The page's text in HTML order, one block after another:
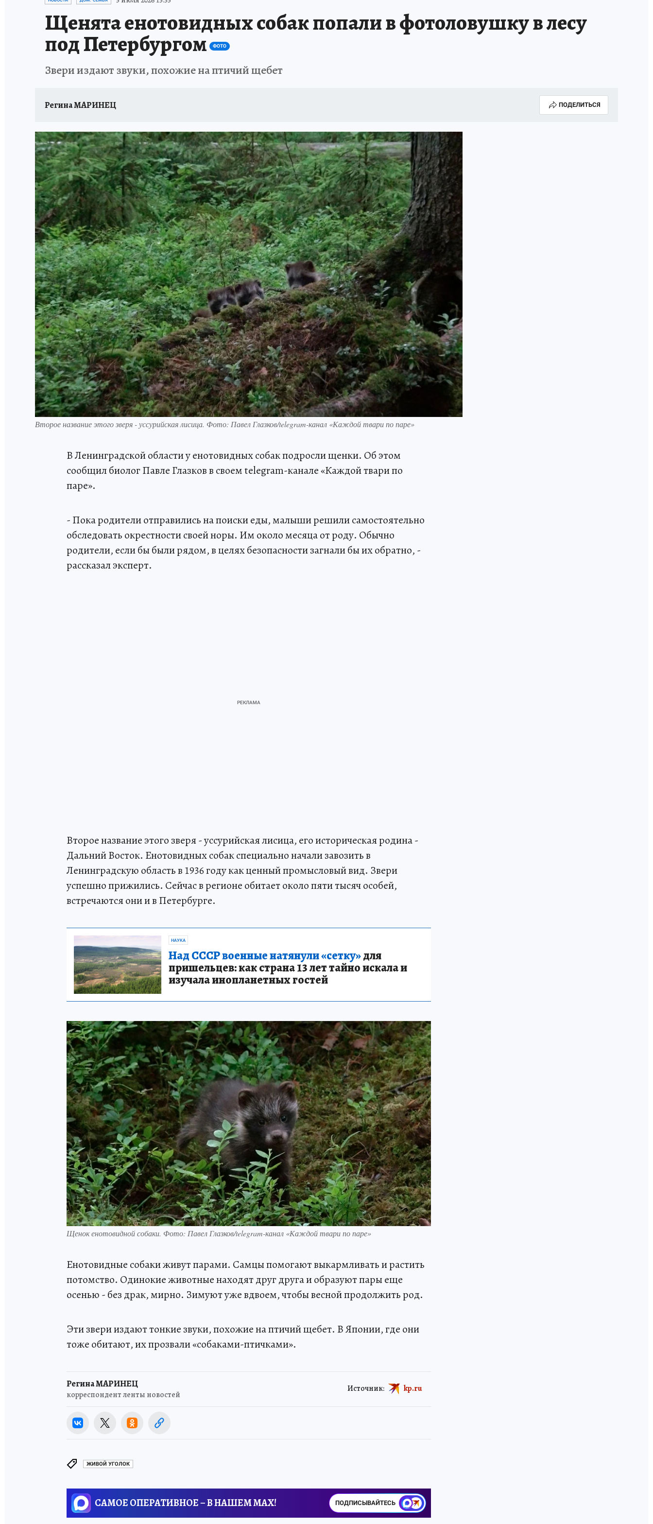
Щенята енотовидных собак попали в фотоловушку в лесу
под Петербургом ФОТО
Звери издают звуки, похожие на птичий щебет
Регина МАРИНЕЦ ПОДЕЛИТЬСЯ
Второе название этого зверя - уссурийская лисица. Фото: Павел Глазков/telegram-канал «Каждой твари по паре»
В Ленинградской области у енотовидных собак подросли щенки. Об этом
сообщил биолог Павле Глазков в своем telegram-канале «Каждой твари по
паре».
- Пока родители отправились на поиски еды, малыши решили самостоятельно
обследовать окрестности своей норы. Им около месяца от роду. Обычно
родители, если бы были рядом, в целях безопасности загнали бы их обратно, -
рассказал эксперт.
Второе название этого зверя - уссурийская лисица, его историческая родина -
Дальний Восток. Енотовидных собак специально начали завозить в
Ленинградскую область в 1936 году как ценный промысловый вид. Звери
успешно прижились. Сейчас в регионе обитает около пяти тысяч особей,
встречаются они и в Петербурге.
НАУКА
Над СССР военные натянули «сетку»для
пришельцев: как страна 13 лет тайно искала и
изучала инопланетных гостей
Щенок енотовидной собаки. Фото: Павел Глазков/telegram-канал «Каждой твари по паре»
Енотовидные собаки живут парами. Самцы помогают выкармливать и растить
потомство. Одинокие животные находят друг друга и образуют пары еще
осенью - без драк, мирно. Зимуют уже вдвоем, чтобы весной продолжить род.
Эти звери издают тонкие звуки, похожие на птичий щебет. В Японии, где они
тоже обитают, их прозвали «собаками-птичками».
Регина МАРИНЕЦ
корреспондент ленты новостей
Источник: kp.ru
ЖИВОЙ УГОЛОК
САМОЕ ОПЕРАТИВНОЕ – В НАШЕМ MAX! ПОДПИСЫВАЙТЕСЬ